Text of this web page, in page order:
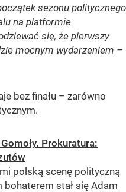
sezonu politycznego
na platformie
się, że pierwszy
mocnym wydarzeniem –
bez finału – zarówno
Prokuratura:
polską scenę polityczną
bohaterem stał się Adam